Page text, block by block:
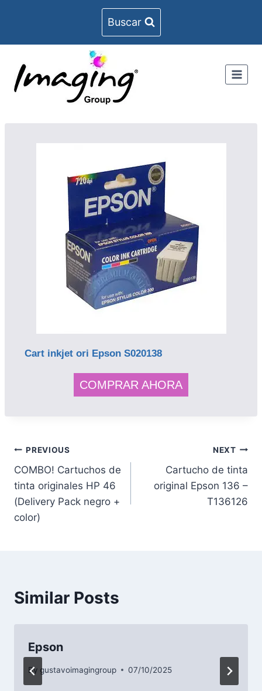
Buscar
Cart inkjet ori Epson S020138
COMPRAR AHORA
PREVIOUS
COMBO! Cartuchos de
tinta originales HP 46
(Delivery Pack negro +
color)
NEXT
Cartucho de tinta
original Epson 136 –
T136126
Similar Posts
Epson
By gustavoimagingroup 07/10/2025